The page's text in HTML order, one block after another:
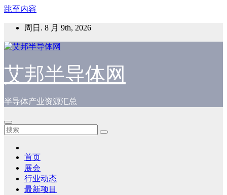
跳至内容
周日. 8 月 9th, 2026
艾邦半导体网
半导体产业资源汇总
首页
展会
行业动态
最新项目